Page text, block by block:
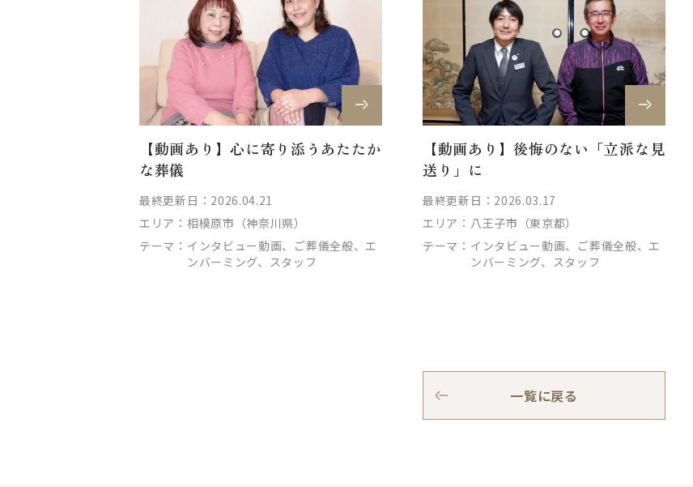
【動画あり】心に寄り添うあたたか
な葬儀
最終更新日：2026.04.21
エリア： 相模原市（神奈川県）
テーマ： インタビュー動画、ご葬儀全般、エ
ンバーミング、スタッフ
【動画あり】後悔のない「立派な見
送り」に
最終更新日：2026.03.17
エリア： 八王子市（東京都）
テーマ： インタビュー動画、ご葬儀全般、エ
ンバーミング、スタッフ
一覧に戻る